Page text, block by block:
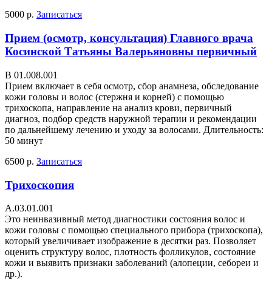
5000 р. Записаться
Прием (осмотр, консультация) Главного врача
Косинской Татьяны Валерьяновны первичный
В 01.008.001
Прием включает в себя осмотр, сбор анамнеза, обследование
кожи головы и волос (стержня и корней) с помощью
трихоскопа, направление на анализ крови, первичный
диагноз, подбор средств наружной терапии и рекомендации
по дальнейшему лечению и уходу за волосами. Длительность:
50 минут
6500 р. Записаться
Трихоскопия
А.03.01.001
Это неинвазивный метод диагностики состояния волос и
кожи головы с помощью специального прибора (трихоскопа),
который увеличивает изображение в десятки раз. Позволяет
оценить структуру волос, плотность фолликулов, состояние
кожи и выявить признаки заболеваний (алопеции, себореи и
др.).